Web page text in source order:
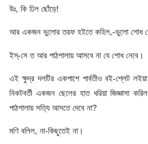
উঃ, কি ঢিল ছোঁড়ে!
আর একজন ভুলোর তরফ হইতে কহিল,-ভুলো শোধ
ইস্-সে ত আর পাঠশালায় আসবে না যে শোধ নেবে।
এই ক্ষুদ্র দলটির একপাশে পার্বতীও বই-শ্লেট
নিকটবর্তী একজন ছেলের হাত ধরিয়া জিজ্ঞাসা
পাঠশালায় সত্যি আসতে দেবে না?
মণি বলিল, না-কিছুতেই না।